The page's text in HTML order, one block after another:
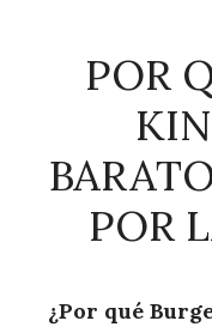
POR
POR
¿Por qué